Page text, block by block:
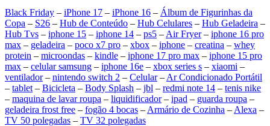
Black Friday – iPhone 17 – iPhone 16 – Álbum de Figurinhas da
Copa – S26 – Hub de Conteúdo – Hub Celulares – Hub Geladeira –
Hub Tvs – iphone 15 – iphone 14 – ps5 – Air Fryer– iphone 16 pro
max – geladeira – poco x7 pro – xbox – iphone – creatina – whey
protein – microondas – kindle – iphone 17 pro max – iphone 15 pro
max – celular samsung – iphone 16e – xbox series s – xiaomi –
ventilador– nintendo switch 2 – Celular– Ar Condicionado Portátil
– tablet – Bicicleta – Body Splash – jbl – redmi note 14 – tenis nike
– maquina de lavar roupa – liquidificador– ipad – guarda roupa –
geladeira frost free – fogão 4 bocas – Armário de Cozinha – Alexa –
TV 50 polegadas – TV 32 polegadas